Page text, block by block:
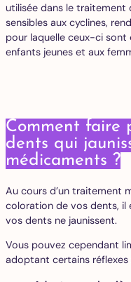
utilisée dans le traitement
sensibles aux cyclines,
pour laquelle ceux-ci
enfants jeunes et aux
Comment faire
dents qui
médicaments ?
Au cours d’un traitement
coloration de vos dents, il
vos dents ne jaunissent.
Vous pouvez cependant
adoptant certains réflexes